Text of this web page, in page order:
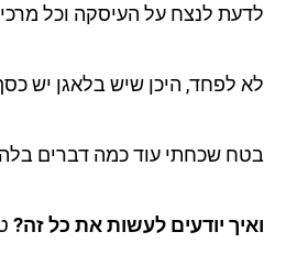
לדעת לנצח על העיסקה וכל
לא לפחד, היכן שיש בלאגן יש
בטח שכחתי עוד כמה דברים
ואיך יודעים לעשות את כל זה?